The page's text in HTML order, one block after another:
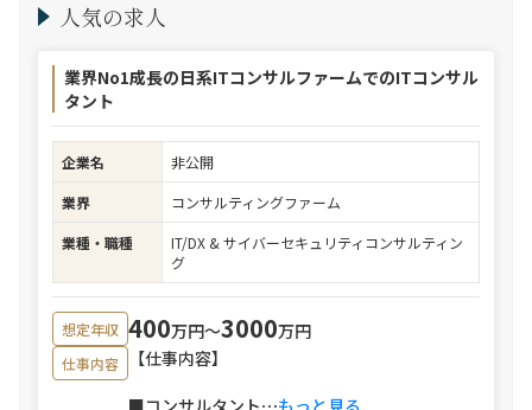
人気の求人
業界No1成長の日系ITコンサルファームでのITコンサル
タント
企業名
非公開
業界
コンサルティングファーム
業種・職種
IT/DX & サイバーセキュリティコンサルティン
グ
想定年収 400万円〜3000万円
仕事内容
【仕事内容】
■コンサルタント⋯もっと見る